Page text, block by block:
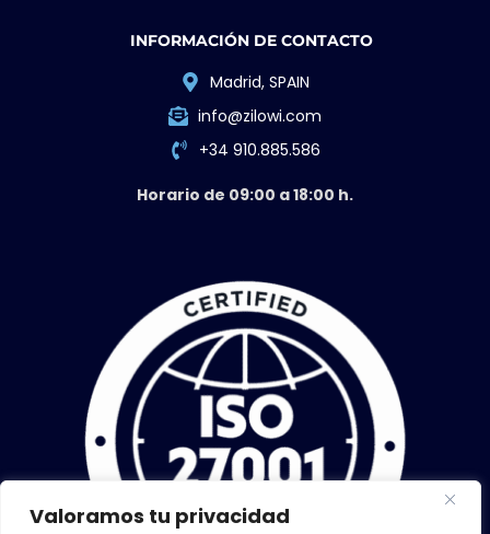
Valoramos tu privacidad
INFORMACIÓN DE CONTACTO
Madrid, SPAIN
info@zilowi.com
+34 910.885.586
Horario de 09:00 a 18:00 h.